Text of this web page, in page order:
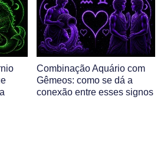
Combinação Aquário com
Gêmeos: como se dá a
conexão entre esses signos